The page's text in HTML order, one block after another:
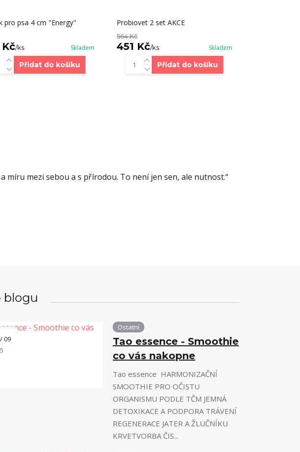
pro psa 4 cm "Energy"
/ks Skladem
Přidat do košíku
Probiovet 2 set AKCE
564 Kč
451 Kč/ks Skladem
Přidat do košíku
míru mezi sebou a s přírodou. To není jen sen, ale nutnost.“
blogu
09
Ostatní
Tao essence - Smoothie
co vás nakopne
Tao essence HARMONIZAČNÍ
SMOOTHIE PRO OČISTU
ORGANISMU PODLE TČM JEMNÁ
DETOXIKACE A PODPORA TRÁVENÍ
REGENERACE JATER A ŽLUČNÍKU
KRVETVORBA ČIS...